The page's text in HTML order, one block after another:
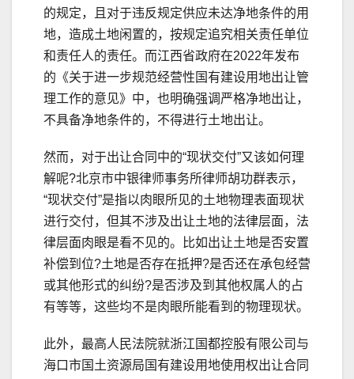
的规定，且对于违反规定供应未达净地条件的用
地，造成土地闲置的，按规定追究相关责任单位
和责任人的责任。而江西省政府在2022年发布
的《关于进一步规范经营性国有建设用地出让管
理工作的意见》中，也明确强调严格净地出让，
不具备净地条件的，不得进行土地出让。
然而，对于出让合同中的“现状交付”又该如何理
解呢?北京市中银律师事务所律师胡功群表示，
“现状交付”是指以肉眼所见的土地物理表面现状
进行交付，但其不涉及出让土地的法律层面，法
律层面肉眼是看不见的。比如出让土地是否安置
补偿到位?土地是否存在抵押?是否还在承包经营
或其他形式的纠纷?是否涉及到其他权属人的占
有等等，这些均不是肉眼所能看到的物理现状。
此外，最高人民法院就浙江国都控股有限公司与
海口市国土资源局国有建设用地使用权出让合同